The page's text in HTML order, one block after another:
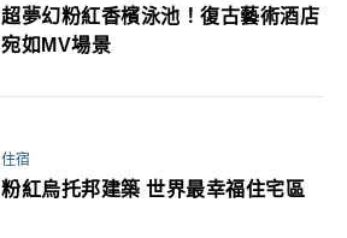
超夢幻粉紅香檳泳池！復古藝術酒店
宛如MV場景
住宿
粉紅烏托邦建築 世界最幸福住宅區